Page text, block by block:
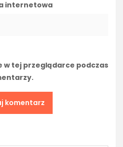
internetowa
w tej przeglądarce podczas